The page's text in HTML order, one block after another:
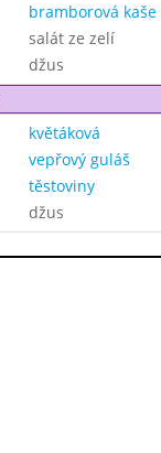
bramborová kaše
salát ze zelí
džus
květáková
vepřový guláš
těstoviny
džus